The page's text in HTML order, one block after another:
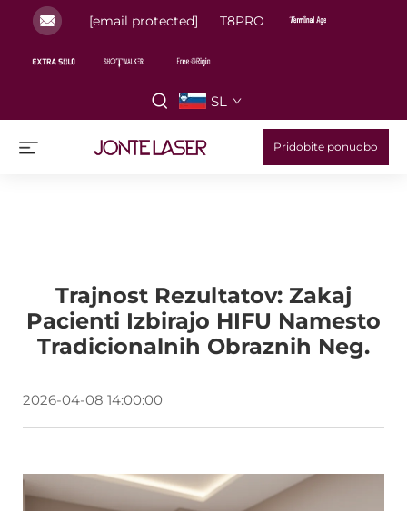
[email protected] T8PRO
SL
Pridobite ponudbo
Trajnost Rezultatov: Zakaj
Pacienti Izbirajo HIFU Namesto
Tradicionalnih Obraznih Neg.
2026-04-08 14:00:00